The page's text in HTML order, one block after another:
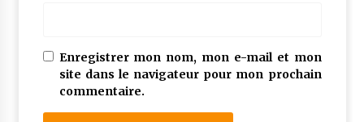
Enregistrer mon nom, mon e-mail et mon
site dans le navigateur pour mon prochain
commentaire.